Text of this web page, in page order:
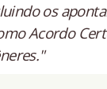
os
Acordo